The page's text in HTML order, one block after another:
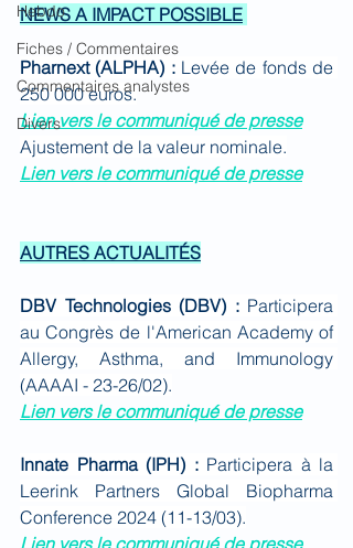
Hebdo
Fiches / Commentaires
Commentaires analystes
Divers
NEWS A IMPACT POSSIBLE
Pharnext (ALPHA) : Levée de fonds de
250 000 euros.
Lien vers le communiqué de presse
Ajustement de la valeur nominale.
Lien vers le communiqué de presse
AUTRES ACTUALITÉS
DBV Technologies (DBV) : Participera
au Congrès de l'American Academy of
Allergy, Asthma, and Immunology
(AAAAI - 23-26/02).
Lien vers le communiqué de presse
Innate Pharma (IPH) : Participera à la
Leerink Partners Global Biopharma
Conference 2024 (11-13/03).
Lien vers le communiqué de presse